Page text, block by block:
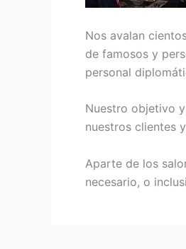
Nos avalan
de famosos y
personal
Nuestro objetivo
nuestros clientes
Aparte de los
necesario, o